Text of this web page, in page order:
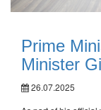
Prime
Minister
26.07.2025